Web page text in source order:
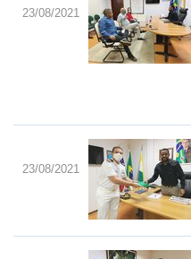
23/08/2021
23/08/2021